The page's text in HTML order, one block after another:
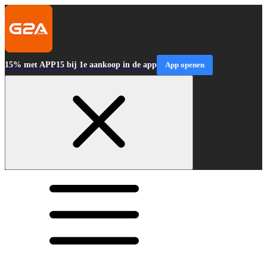
15% met APP15 bij 1e aankoop in de app App openen